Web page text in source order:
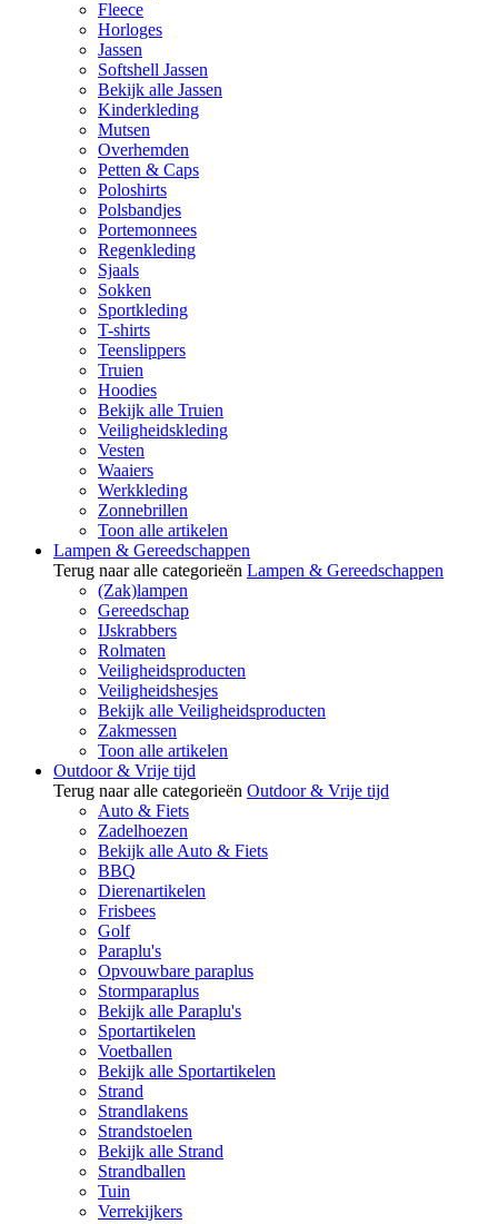
Fleece
Horloges
Jassen
Softshell Jassen
Bekijk alle Jassen
Kinderkleding
Mutsen
Overhemden
Petten & Caps
Poloshirts
Polsbandjes
Portemonnees
Regenkleding
Sjaals
Sokken
Sportkleding
T-shirts
Teenslippers
Truien
Hoodies
Bekijk alle Truien
Veiligheidskleding
Vesten
Waaiers
Werkkleding
Zonnebrillen
Toon alle artikelen
Lampen & Gereedschappen
Terug naar alle categorieën Lampen & Gereedschappen
(Zak)lampen
Gereedschap
IJskrabbers
Rolmaten
Veiligheidsproducten
Veiligheidshesjes
Bekijk alle Veiligheidsproducten
Zakmessen
Toon alle artikelen
Outdoor & Vrije tijd
Terug naar alle categorieën Outdoor & Vrije tijd
Auto & Fiets
Zadelhoezen
Bekijk alle Auto & Fiets
BBQ
Dierenartikelen
Frisbees
Golf
Paraplu's
Opvouwbare paraplus
Stormparaplus
Bekijk alle Paraplu's
Sportartikelen
Voetballen
Bekijk alle Sportartikelen
Strand
Strandlakens
Strandstoelen
Bekijk alle Strand
Strandballen
Tuin
Verrekijkers